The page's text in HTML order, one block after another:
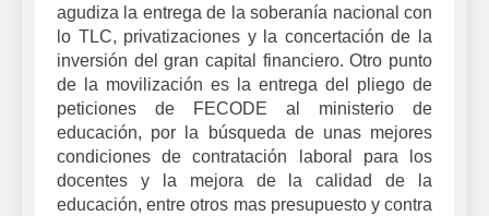
agudiza la entrega de la soberanía nacional con
lo TLC, privatizaciones y la concertación de la
inversión del gran capital financiero. Otro punto
de la movilización es la entrega del pliego de
peticiones de FECODE al ministerio de
educación, por la búsqueda de unas mejores
condiciones de contratación laboral para los
docentes y la mejora de la calidad de la
educación, entre otros mas presupuesto y contra